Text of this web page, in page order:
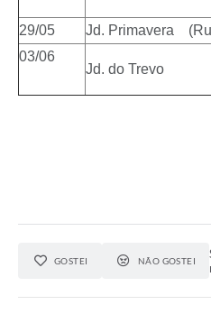
29/05
Jd. Primavera
03/06
Jd. do Trevo
GOSTEI NÃO GOSTEI